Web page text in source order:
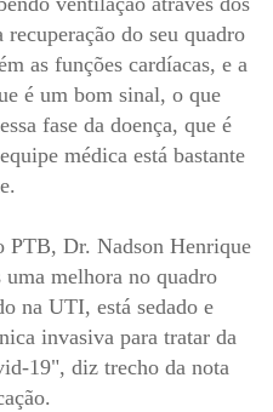
do seu quadro
as funções cardíacas, e a
é um bom sinal, o que
fase da doença, que é
médica está bastante
PTB, Dr. Nadson Henrique
uma melhora no quadro
na UTI, está sedado e
invasiva para tratar da
19", diz trecho da nota